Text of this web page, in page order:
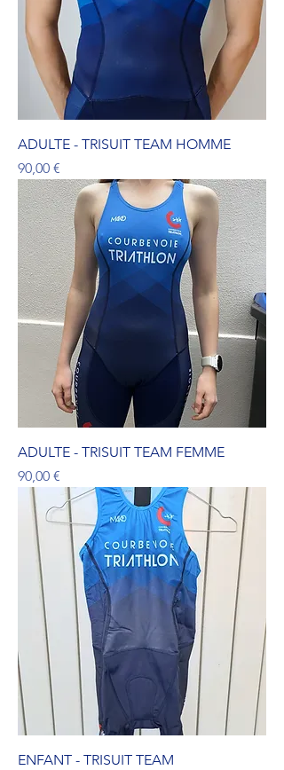
ADULTE - TRISUIT TEAM HOMME
Prix
90,00 €
ADULTE - TRISUIT TEAM FEMME
Prix
90,00 €
ENFANT - TRISUIT TEAM